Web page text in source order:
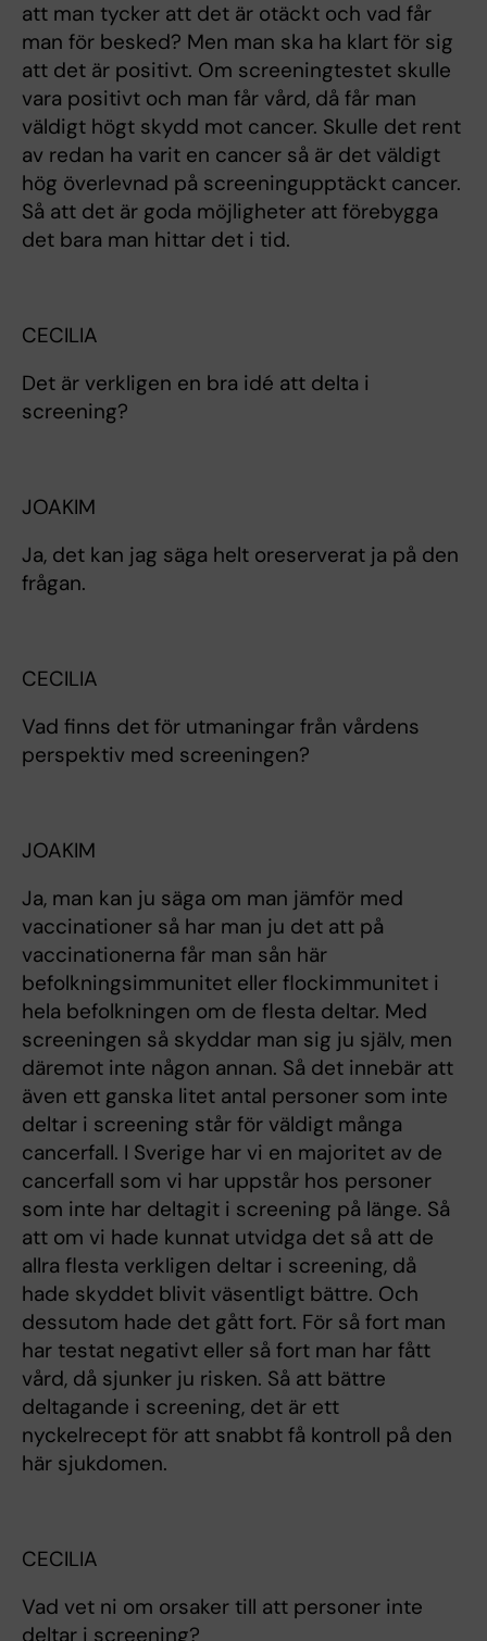
att man tycker att det är otäckt och vad får
man för besked? Men man ska ha klart för sig
att det är positivt. Om screeningtestet skulle
vara positivt och man får vård, då får man
väldigt högt skydd mot cancer. Skulle det rent
av redan ha varit en cancer så är det väldigt
hög överlevnad på screeningupptäckt cancer.
Så att det är goda möjligheter att förebygga
det bara man hittar det i tid.
CECILIA
Det är verkligen en bra idé att delta i
screening?
JOAKIM
Ja, det kan jag säga helt oreserverat ja på den
frågan.
CECILIA
Vad finns det för utmaningar från vårdens
perspektiv med screeningen?
JOAKIM
Ja, man kan ju säga om man jämför med
vaccinationer så har man ju det att på
vaccinationerna får man sån här
befolkningsimmunitet eller flockimmunitet i
hela befolkningen om de flesta deltar. Med
screeningen så skyddar man sig ju själv, men
däremot inte någon annan. Så det innebär att
även ett ganska litet antal personer som inte
deltar i screening står för väldigt många
cancerfall. I Sverige har vi en majoritet av de
cancerfall som vi har uppstår hos personer
som inte har deltagit i screening på länge. Så
att om vi hade kunnat utvidga det så att de
allra flesta verkligen deltar i screening, då
hade skyddet blivit väsentligt bättre. Och
dessutom hade det gått fort. För så fort man
har testat negativt eller så fort man har fått
vård, då sjunker ju risken. Så att bättre
deltagande i screening, det är ett
nyckelrecept för att snabbt få kontroll på den
här sjukdomen.
CECILIA
Vad vet ni om orsaker till att personer inte
deltar i screening?